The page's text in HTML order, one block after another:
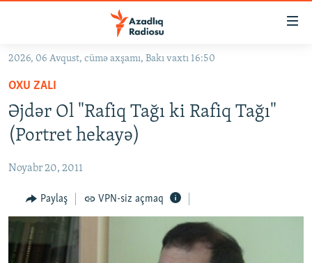
Əsas
qayıt
Əsas
naviqasiyaya
qayıt
Axtarışa
#İZAHLA
KORRUPSIOMETR
#ƏSLINDƏ
FƏRQƏ BAX
QANUNI DOĞRU
ARAŞDIRMA
MULTIMEDIA
2026, 06 Avqust, cümə axşamı, Bakı vaxtı 16:50
OXU ZALI
Əjdər Ol "Rafiq Tağı ki Rafiq Tağı"
(Portret hekayə)
Noyabr 20, 2011
Paylaş VPN-siz açmaq